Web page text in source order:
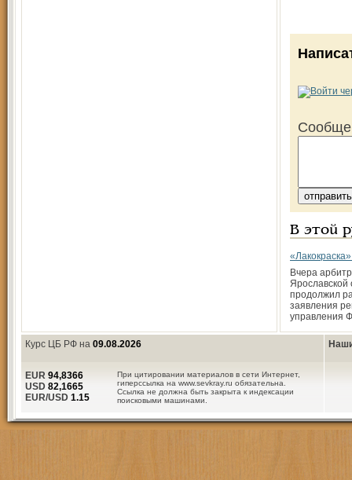
В этой
Вчера
Ярославской
продолжил
заявления
управления
Курс ЦБ РФ на 09.08.2026
При цитировании материалов в сети Интернет,
гиперссылка на www.sevkray.ru обязательна.
Ссылка не должна быть закрыта к индексации
поисковыми машинами.
EUR 94,8366
USD 82,1665
EUR/USD 1.15